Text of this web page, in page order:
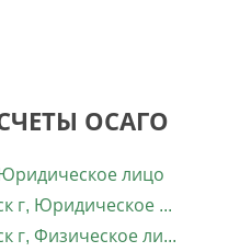
ОСАГО
лицо
Расчет ОСАГО Шенкурск г, Юридическое лицо
Расчет ОСАГО Шенкурск г, Физическое лицо